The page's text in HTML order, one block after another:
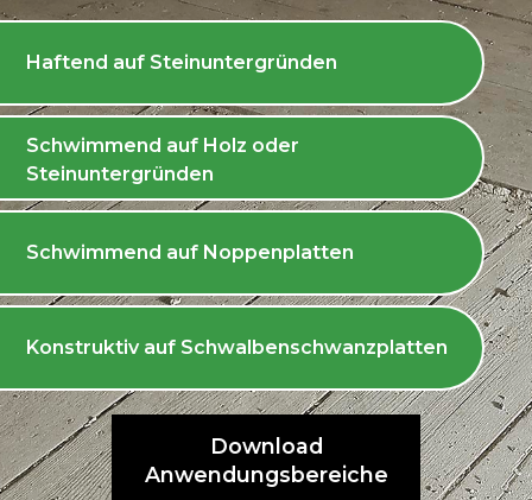
Download
Anwendungsbereiche
Haftend auf Steinuntergründen
Schwimmend auf Holz oder
Steinuntergründen
Schwimmend auf Noppenplatten
Konstruktiv auf Schwalbenschwanzplatten